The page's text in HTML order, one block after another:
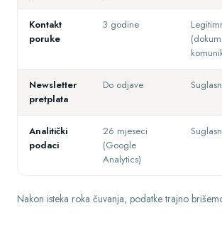
Kontakt
poruke
3 godine
Newsletter
pretplata
Do odjave
Analitički
podaci
26 mjeseci
(Google
Analytics)
Nakon isteka roka čuvanja, podatke trajno